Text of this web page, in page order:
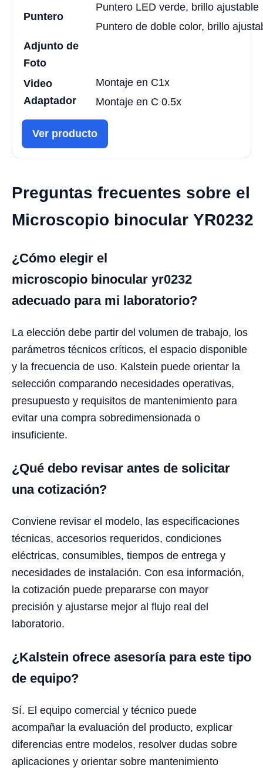
Puntero
Puntero LED verde, brillo ajustable
Puntero de doble color, brillo
Adjunto de
Foto
Video
Adaptador
Montaje en C1x
Montaje en C 0.5x
Ver producto
Preguntas frecuentes sobre el
Microscopio binocular YR0232
¿Cómo elegir el
microscopio binocular yr0232
adecuado para mi laboratorio?
La elección debe partir del volumen de trabajo, los
parámetros técnicos críticos, el espacio disponible
y la frecuencia de uso. Kalstein puede orientar la
selección comparando necesidades operativas,
presupuesto y requisitos de mantenimiento para
evitar una compra sobredimensionada o
insuficiente.
¿Qué debo revisar antes de solicitar
una cotización?
Conviene revisar el modelo, las especificaciones
técnicas, accesorios requeridos, condiciones
eléctricas, consumibles, tiempos de entrega y
necesidades de instalación. Con esa información,
la cotización puede prepararse con mayor
precisión y ajustarse mejor al flujo real del
laboratorio.
¿Kalstein ofrece asesoría para este tipo
de equipo?
Sí. El equipo comercial y técnico puede
acompañar la evaluación del producto, explicar
diferencias entre modelos, resolver dudas sobre
aplicaciones y orientar sobre mantenimiento